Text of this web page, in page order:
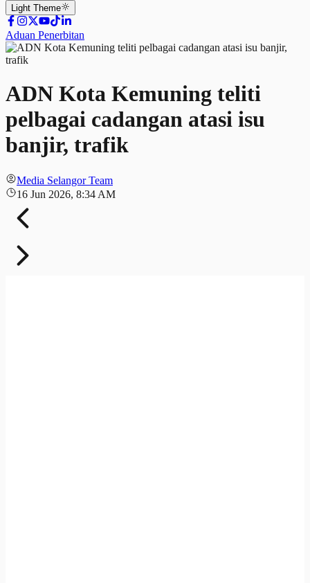
Light Theme
Aduan Penerbitan
ADN Kota Kemuning teliti
pelbagai cadangan atasi isu
banjir, trafik
Media Selangor Team
16 Jun 2026, 8:34 AM